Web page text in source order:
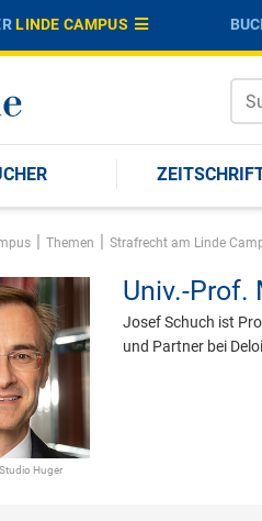
LINDE CAMPUS
| Themen | Strafrecht am Linde
Huger
Univ.-Prof.
Josef Schuch ist
und Partner bei